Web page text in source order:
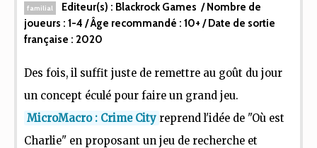
familial Editeur(s) : Blackrock Games / Nombre de
joueurs : 1-4 / Âge recommandé : 10+ / Date de sortie
française : 2020
Des fois, il suffit juste de remettre au goût du jour
un concept éculé pour faire un grand jeu.
MicroMacro : Crime City reprend l'idée de "Où est
Charlie" en proposant un jeu de recherche et